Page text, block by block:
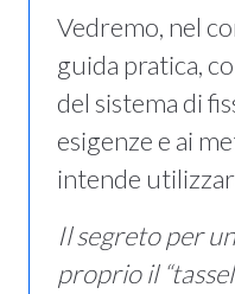
Vedremo, nel
guida pratica,
del sistema di
esigenze e ai
intende
Il segreto per
proprio il